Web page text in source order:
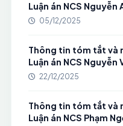
Luận án NCS Nguyễn
05/12/2025
Thông tin tóm tắt và
Luận án NCS Nguyễn
22/12/2025
Thông tin tóm tắt và
Luận án NCS Phạm